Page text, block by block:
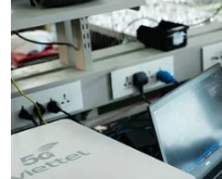
THỦY
Sở hữu trí tuệ
RSS
Ngôn ngữ